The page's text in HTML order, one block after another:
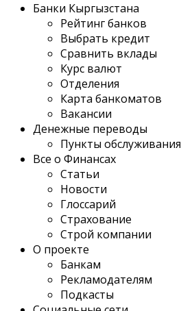
Банки Кыргызстана
Рейтинг банков
Выбрать кредит
Сравнить вклады
Курс валют
Отделения
Карта банкоматов
Вакансии
Денежные переводы
Пункты обслуживания
Все о Финансах
Статьи
Новости
Глоссарий
Страхование
Строй компании
О проекте
Банкам
Рекламодателям
Подкасты